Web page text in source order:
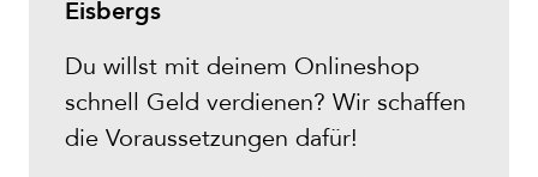
Eisbergs
Du willst mit deinem Onlineshop
schnell Geld verdienen? Wir schaffen
die Voraussetzungen dafür!